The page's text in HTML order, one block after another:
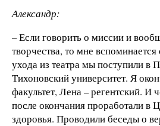
Александр:
– Если говорить о миссии и
творчества, то мне
ухода из театра мы поступили в
Тихоновский университет. Я
факультет, Лена – регентский. И
после окончания проработали в
здоровья. Проводили беседы о